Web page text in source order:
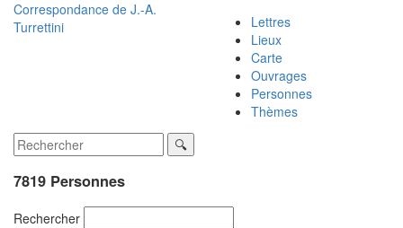
Correspondance de J.-A.
Turrettini
Lettres
Lieux
Carte
Ouvrages
Personnes
Thèmes
7819 Personnes
Rechercher